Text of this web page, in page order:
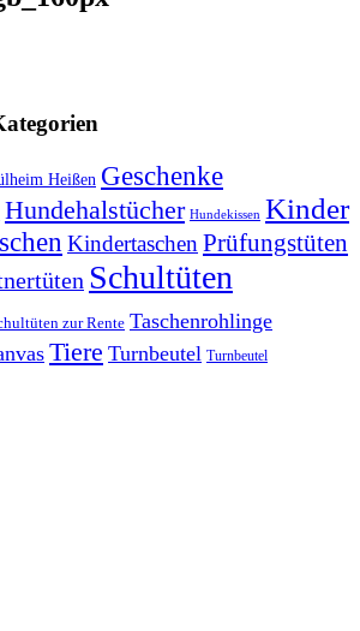
Heißen Geschenke
Hundehalstücher Hundekissen Kinder
Kindertaschen Prüfungstüten
Schultüten
zur Rente Taschenrohlinge
Tiere Turnbeutel Turnbeutel